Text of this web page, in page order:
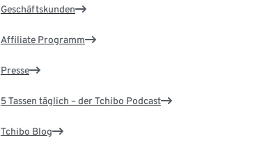
Geschäftskunden
Affiliate Programm
Presse
5 Tassen täglich – der Tchibo Podcast
Tchibo Blog